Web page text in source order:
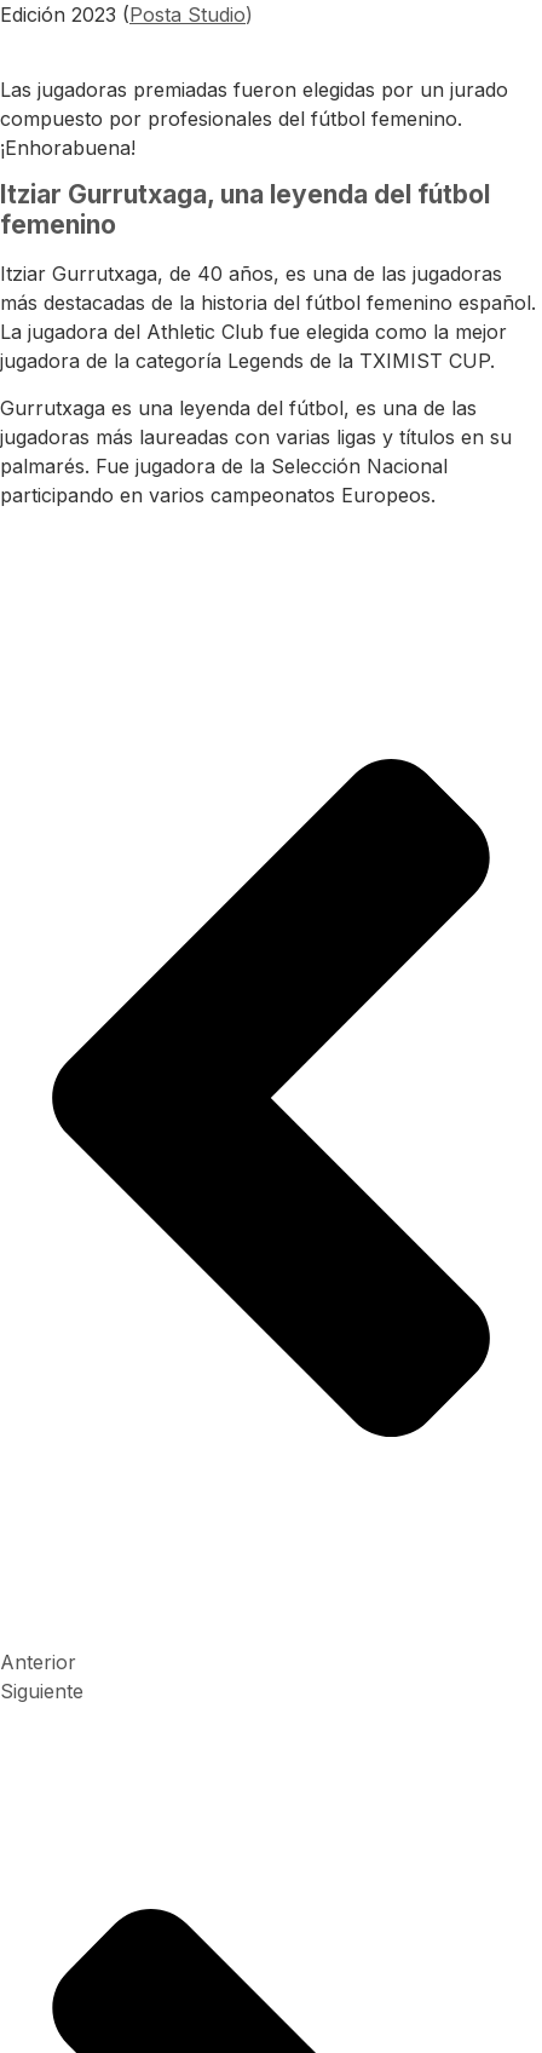
Edición 2023 (Posta Studio)
Las jugadoras premiadas fueron elegidas por un jurado
compuesto por profesionales del fútbol femenino.
¡Enhorabuena!
Itziar Gurrutxaga, una leyenda del fútbol
femenino
Itziar Gurrutxaga, de 40 años, es una de las jugadoras
más destacadas de la historia del fútbol femenino español.
La jugadora del Athletic Club fue elegida como la mejor
jugadora de la categoría Legends de la TXIMIST CUP.
Gurrutxaga es una leyenda del fútbol, es una de las
jugadoras más laureadas con varias ligas y títulos en su
palmarés. Fue jugadora de la Selección Nacional
participando en varios campeonatos Europeos.
Anterior
Siguiente